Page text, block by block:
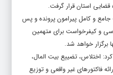
قضایی استان قرار گرفت.
جامع و کامل پیرامون پرونده و پس
و کیفرخواست برای متهمین
برگزار خواهد شد.
اختلاس، تضییع بیت المال،
فاکتورهای غیر واقعی و توزیع